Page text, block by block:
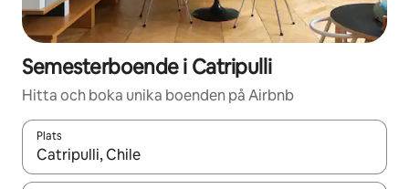
Semesterboende i Catripulli
Hitta och boka unika boenden på Airbnb
Plats
När resultaten är tillgängliga kan du navigera med upp- och